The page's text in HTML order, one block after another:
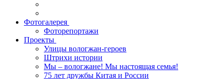
Фотогалерея
Фоторепортажи
Проекты
Улицы вологжан-героев
Штрихи истории
Мы – вологжане! Мы настоящая семья!
75 лет дружбы Китая и России